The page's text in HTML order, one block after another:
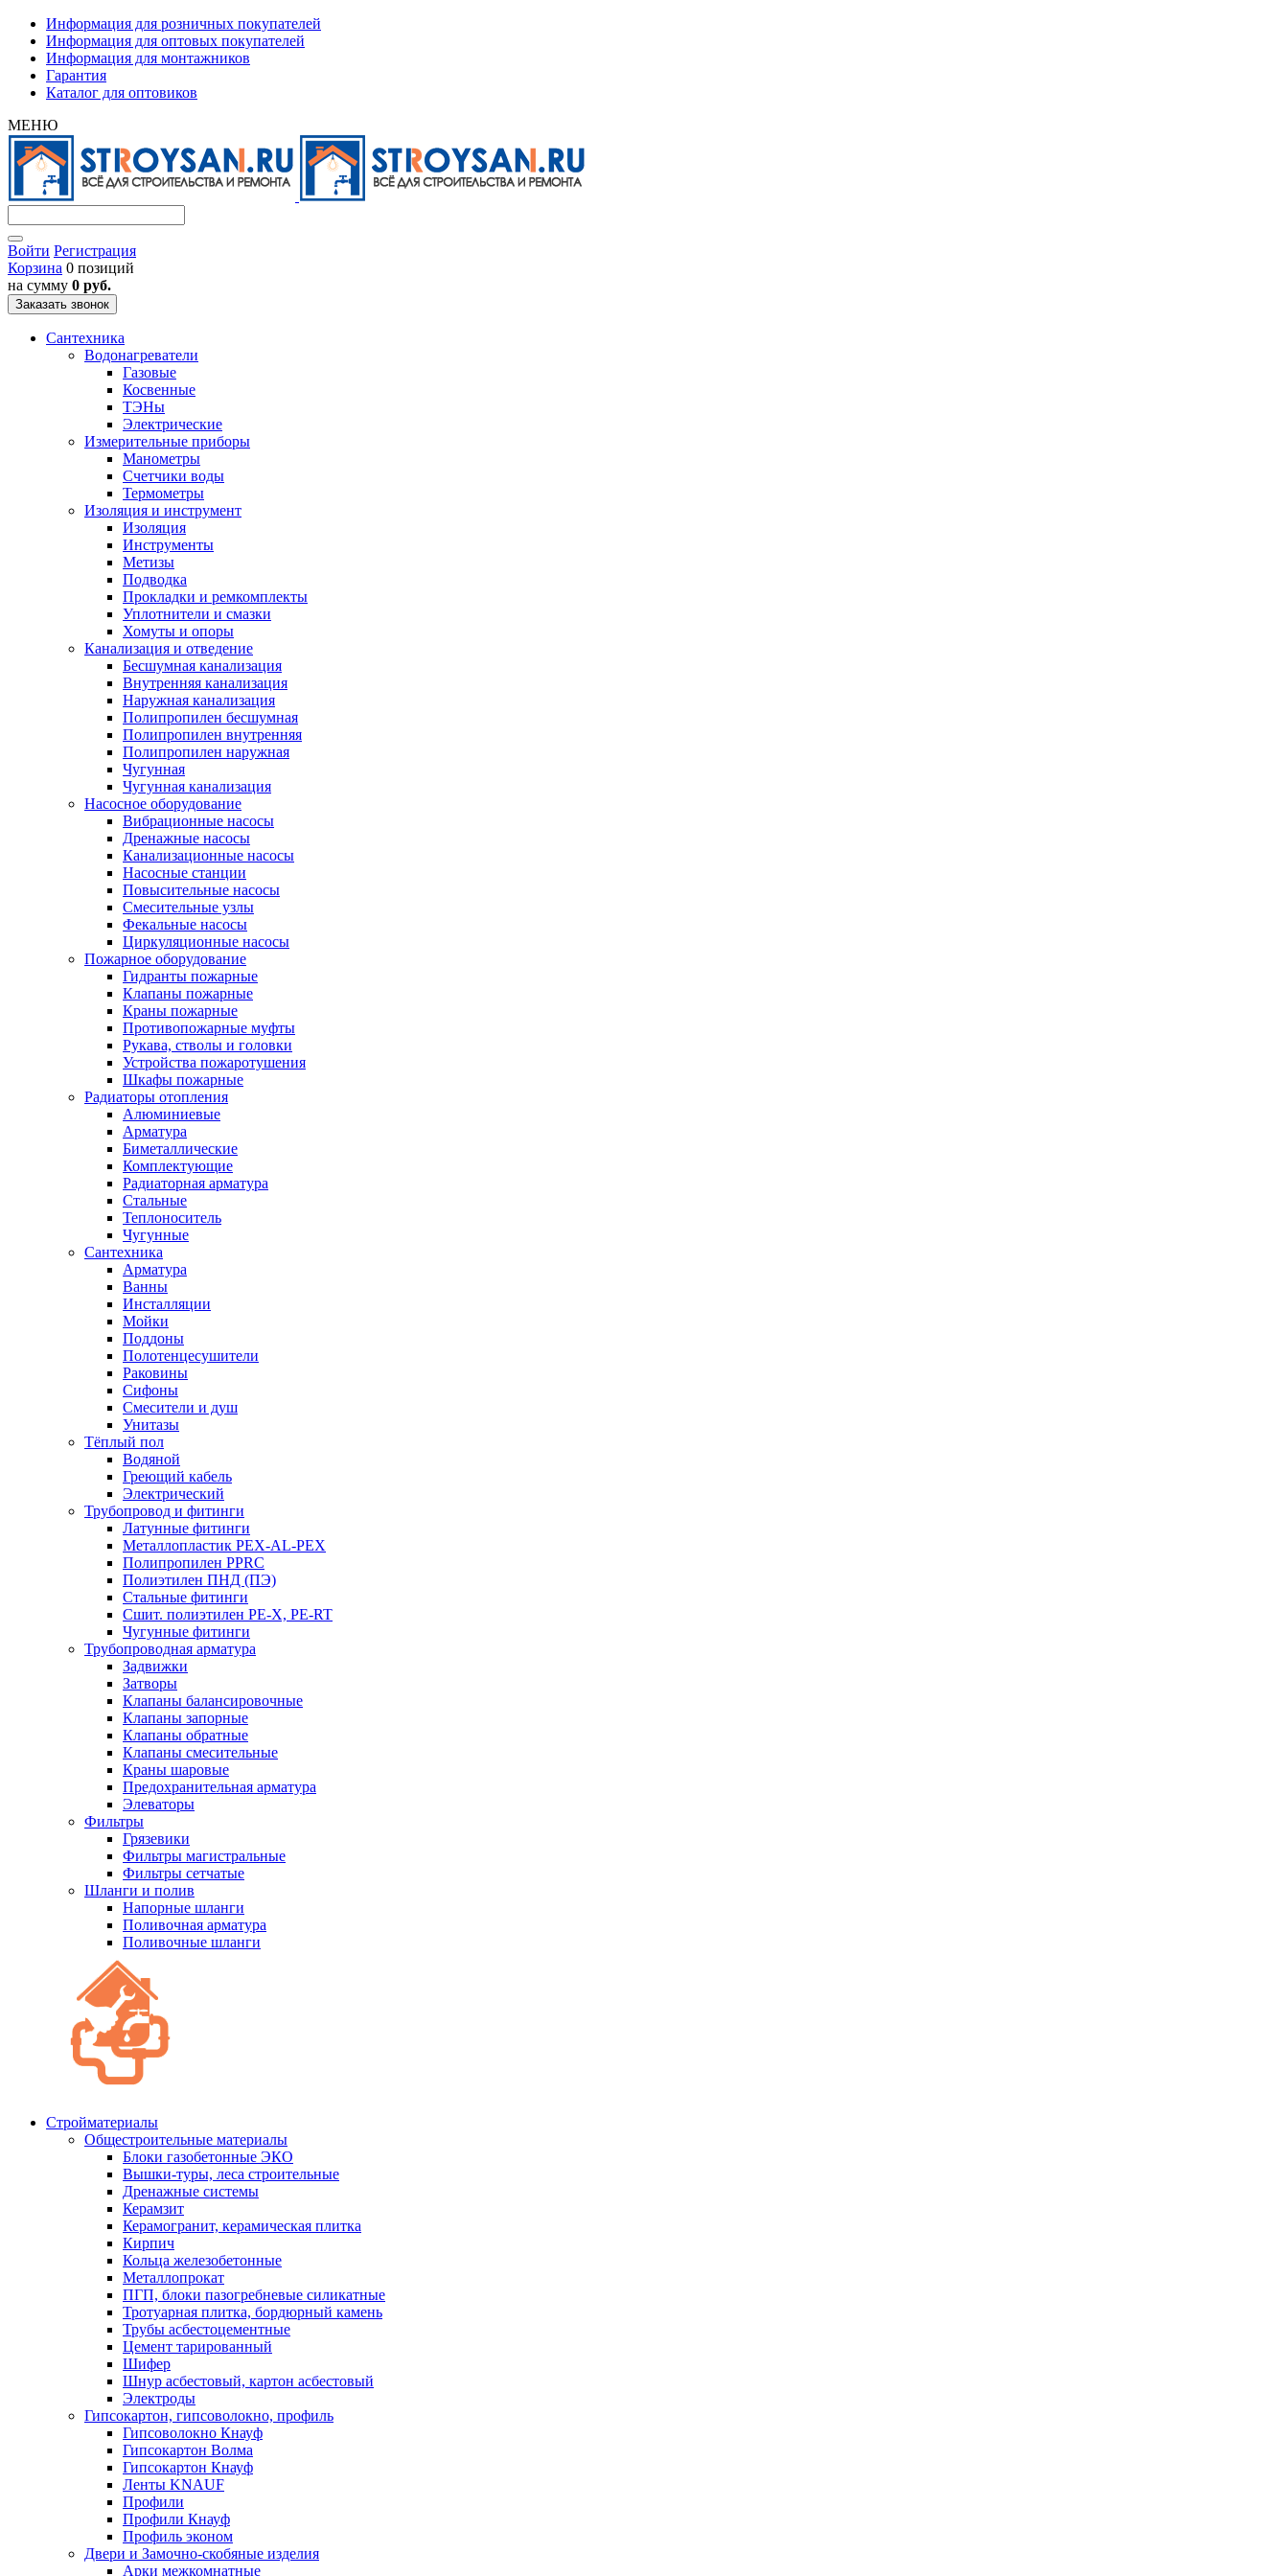
Информация для розничных покупателей
Информация для оптовых покупателей
Информация для монтажников
Гарантия
Каталог для оптовиков
МЕНЮ
Войти Регистрация
Корзина 0 позиций
на сумму 0 руб.
Заказать звонок
Сантехника
Водонагреватели
Газовые
Косвенные
ТЭНы
Электрические
Измерительные приборы
Манометры
Счетчики воды
Термометры
Изоляция и инструмент
Изоляция
Инструменты
Метизы
Подводка
Прокладки и ремкомплекты
Уплотнители и смазки
Хомуты и опоры
Канализация и отведение
Бесшумная канализация
Внутренняя канализация
Наружная канализация
Полипропилен бесшумная
Полипропилен внутренняя
Полипропилен наружная
Чугунная
Чугунная канализация
Насосное оборудование
Вибрационные насосы
Дренажные насосы
Канализационные насосы
Насосные станции
Повысительные насосы
Смесительные узлы
Фекальные насосы
Циркуляционные насосы
Пожарное оборудование
Гидранты пожарные
Клапаны пожарные
Краны пожарные
Противопожарные муфты
Рукава, стволы и головки
Устройства пожаротушения
Шкафы пожарные
Радиаторы отопления
Алюминиевые
Арматура
Биметаллические
Комплектующие
Радиаторная арматура
Стальные
Теплоноситель
Чугунные
Сантехника
Арматура
Ванны
Инсталляции
Мойки
Поддоны
Полотенцесушители
Раковины
Сифоны
Смесители и душ
Унитазы
Тёплый пол
Водяной
Греющий кабель
Электрический
Трубопровод и фитинги
Латунные фитинги
Металлопластик PEX-AL-PEX
Полипропилен PPRC
Полиэтилен ПНД (ПЭ)
Стальные фитинги
Сшит. полиэтилен PE-X, PE-RT
Чугунные фитинги
Трубопроводная арматура
Задвижки
Затворы
Клапаны балансировочные
Клапаны запорные
Клапаны обратные
Клапаны смесительные
Краны шаровые
Предохранительная арматура
Элеваторы
Фильтры
Грязевики
Фильтры магистральные
Фильтры сетчатые
Шланги и полив
Напорные шланги
Поливочная арматура
Поливочные шланги
Стройматериалы
Oбщестроительные материалы
Блоки газобетонные ЭКО
Вышки-туры, леса строительные
Дренажные системы
Керамзит
Керамогранит, керамическая плитка
Кирпич
Кольца железобетонные
Металлопрокат
ПГП, блоки пазогребневые силикатные
Тротуарная плитка, бордюрный камень
Трубы асбестоцементные
Цемент тарированный
Шифер
Шнур асбестовый, картон асбестовый
Электроды
Гипсокартон, гипсоволокно, профиль
Гипсоволокно Кнауф
Гипсокартон Волма
Гипсокартон Кнауф
Ленты KNAUF
Профили
Профили Кнауф
Профиль эконом
Двери и Замочно-скобяные изделия
Арки межкомнатные